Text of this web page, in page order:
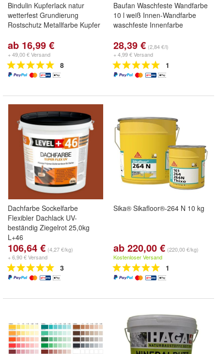
Bindulin Kupferlack natur
wetterfest Grundierung
Rostschutz Metallfarbe Kupfer
ab 16,99 €
+ 49,00 € Versand
8
Baufan Waschfeste Wandfarbe
10 l weiß Innen-Wandfarbe
waschfeste Innenfarbe
28,39 € (2,84 €/l)
+ 4,99 € Versand
1
Dachfarbe Sockelfarbe
Flexibler Dachlack UV-
beständig Ziegelrot 25,0kg
L+46
106,64 € (4,27 €/kg)
+ 6,90 € Versand
3
Sika® Sikafloor®-264 N 10 kg
ab 220,00 € (220,00 €/kg)
Kostenloser Versand
1